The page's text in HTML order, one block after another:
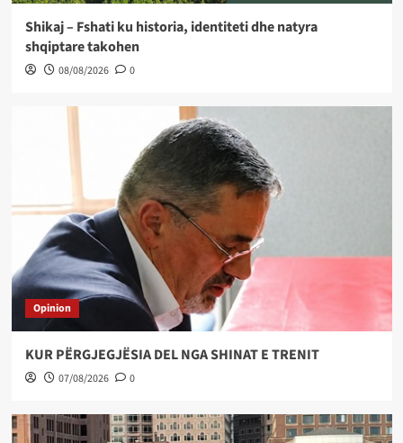
Shikaj – Fshati ku historia, identiteti dhe natyra
shqiptare takohen
08/08/2026 0
Opinion
KUR PËRGJEGJËSIA DEL NGA SHINAT E TRENIT
07/08/2026 0